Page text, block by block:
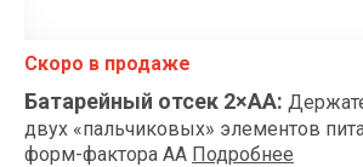
Скоро в продаже
Батарейный отсек 2×АА:
двух «пальчиковых» элементов
форм-фактора AA Подробнее